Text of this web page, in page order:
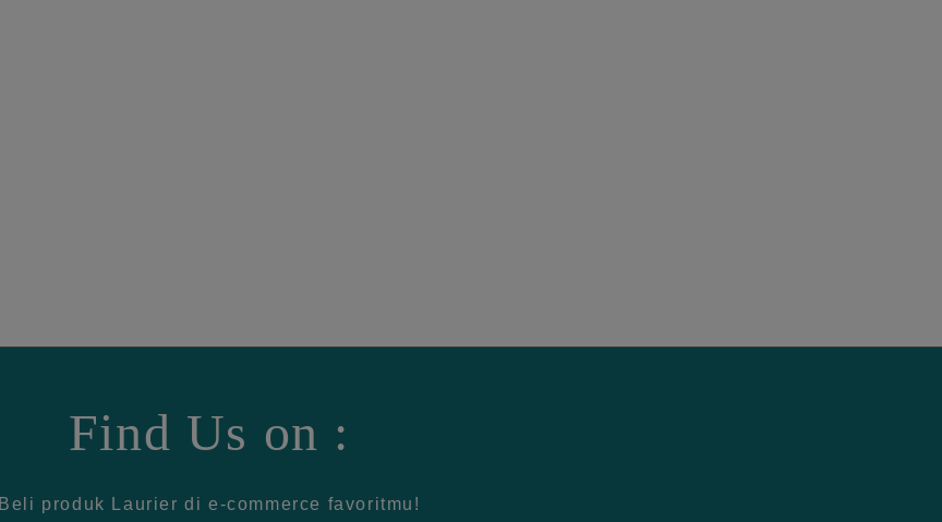
Find Us on :
Beli produk Laurier di e-commerce favoritmu!